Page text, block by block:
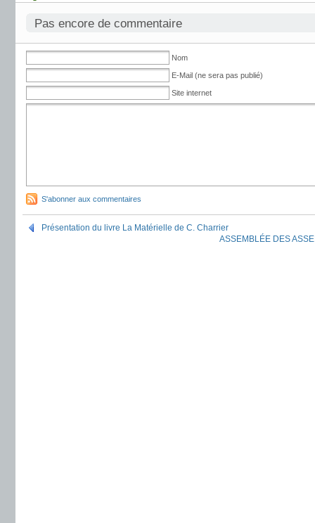
Pas encore de commentaire
Nom
E-Mail (ne sera pas publié)
Site internet
S'abonner aux commentaires
Présentation du livre La Matérielle de C. Charrier
ASSEMBLÉE DES